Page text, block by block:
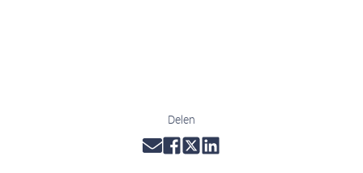
Delen